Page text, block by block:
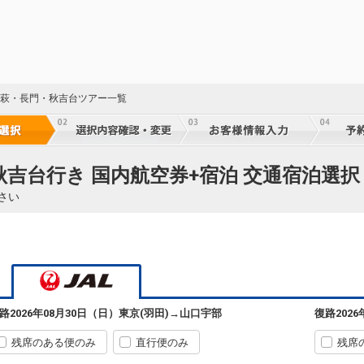
・長門・秋吉台ツアー一覧
台行き 国内航空券+宿泊 交通宿泊選択
い
2026年08月30日（日） 東京(羽田) → 山口宇部
残席のある便のみ 直行便のみ
復路2026
残席
※J-